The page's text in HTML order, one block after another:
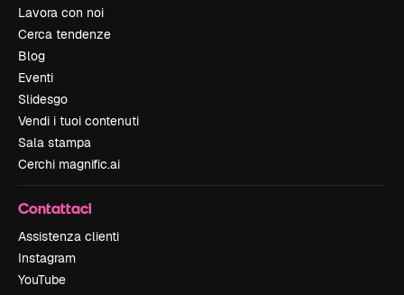
Lavora con noi
Cerca tendenze
Blog
Eventi
Slidesgo
Vendi i tuoi contenuti
Sala stampa
Cerchi magnific.ai
Contattaci
Assistenza clienti
Instagram
YouTube